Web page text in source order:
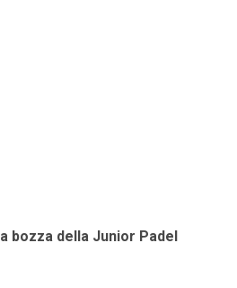
bozza della Junior Padel